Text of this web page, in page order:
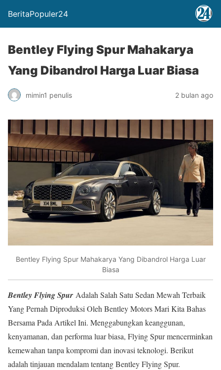
BeritaPopuler24
Bentley Flying Spur Mahakarya
Yang Dibandrol Harga Luar Biasa
mimin1 penulis 2 bulan ago
Bentley Flying Spur Mahakarya Yang Dibandrol Harga Luar
Biasa
Bentley Flying Spur Adalah Salah Satu Sedan Mewah Terbaik
Yang Pernah Diproduksi Oleh Bentley Motors Mari Kita Bahas
Bersama Pada Artikel Ini. Menggabungkan keanggunan,
kenyamanan, dan performa luar biasa, Flying Spur mencerminkan
kemewahan tanpa kompromi dan inovasi teknologi. Berikut
adalah tinjauan mendalam tentang Bentley Flying Spur.